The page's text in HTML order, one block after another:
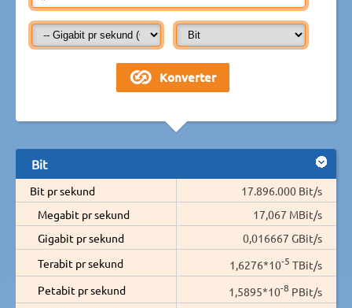
Bit
Bit pr sekund
17.896.000 Bit/s
Megabit pr sekund
17,067 MBit/s
Gigabit pr sekund
0,016667 GBit/s
Terabit pr sekund
1,6276*10-5 TBit/s
Petabit pr sekund
1,5895*10-8 PBit/s